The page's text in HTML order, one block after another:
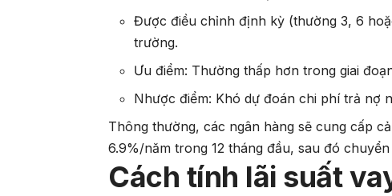
Được điều chỉnh định kỳ (thường 3, 6
trường.
Ưu điểm: Thường thấp hơn trong giai
Nhược điểm: Khó dự đoán chi phí trả nợ
Thông thường, các ngân hàng sẽ cung cấp
6.9%/năm trong 12 tháng đầu, sau đó
Cách tính lãi suất